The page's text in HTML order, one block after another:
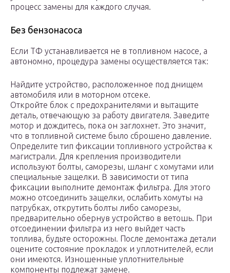
процесс замены для каждого случая.
Без бензонасоса
Если ТФ устанавливается не в топливном насосе, а
автономно, процедура замены осуществляется так:
Найдите устройство, расположенное под днищем
автомобиля или в моторном отсеке.
Откройте блок с предохранителями и вытащите
деталь, отвечающую за работу двигателя. Заведите
мотор и дождитесь, пока он заглохнет. Это значит,
что в топливной системе было сброшено давление.
Определите тип фиксации топливного устройства к
магистрали. Для крепления производители
используют болты, саморезы, шланг с хомутами или
специальные защелки. В зависимости от типа
фиксации выполните демонтаж фильтра. Для этого
можно отсоединить защелки, ослабить хомуты на
патрубках, открутить болты либо саморезы,
предварительно обернув устройство в ветошь. При
отсоединении фильтра из него выйдет часть
топлива, будьте осторожны. После демонтажа детали
оцените состояние прокладок и уплотнителей, если
они имеются. Изношенные уплотнительные
компоненты подлежат замене.